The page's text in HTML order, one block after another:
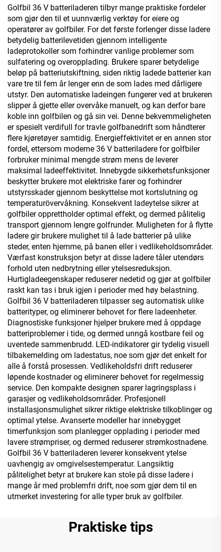
bilreparasjon
Golfbil 36 V batteriladeren tilbyr mange praktiske fordeler
som gjør den til et uunnværlig verktøy for eiere og
operatører av golfbiler. For det første forlenger disse ladere
betydelig batterilevetiden gjennom intelligente
ladeprotokoller som forhindrer vanlige problemer som
sulfatering og overopplading. Brukere sparer betydelige
beløp på batteriutskiftning, siden riktig ladede batterier kan
vare tre til fem år lenger enn de som lades med dårligere
utstyr. Den automatiske ladeingen fungerer ved at brukeren
slipper å gjette eller overvåke manuelt, og kan derfor bare
koble inn golfbilen og gå sin vei. Denne bekvemmeligheten
er spesielt verdifull for travle golfbanedrift som håndterer
flere kjøretøyer samtidig. Energieffektivitet er en annen stor
fordel, ettersom moderne 36 V batteriladere for golfbiler
forbruker minimal mengde strøm mens de leverer
maksimal ladeeffektivitet. Innebygde sikkerhetsfunksjoner
beskytter brukere mot elektriske farer og forhindrer
utstyrsskader gjennom beskyttelse mot kortslutning og
temperaturövervåkning. Konsekvent ladeytelse sikrer at
golfbiler opprettholder optimal effekt, og dermed pålitelig
transport gjennom lengre golfrunder. Muligheten for å flytte
ladere gir brukere mulighet til å lade batterier på ulike
steder, enten hjemme, på banen eller i vedlikeholdsområder.
Værfast konstruksjon betyr at disse ladere tåler utendørs
forhold uten nedbrytning eller ytelsesreduksjon.
Hurtigladeegenskaper reduserer nedetid og gjør at golfbiler
raskt kan tas i bruk igjen i perioder med høy belastning.
Golfbil 36 V batteriladeren tilpasser seg automatisk ulike
batterityper, og eliminerer behovet for flere ladeenheter.
Diagnostiske funksjoner hjelper brukere med å oppdage
batteriproblemer i tide, og dermed unngå kostbare feil og
uventede sammenbrudd. LED-indikatorer gir tydelig visuell
tilbakemelding om ladestatus, noe som gjør det enkelt for
alle å forstå prosessen. Vedlikeholdsfri drift reduserer
løpende kostnader og eliminerer behovet for regelmessig
service. Den kompakte designen sparer lagringsplass i
garasjer og vedlikeholdsområder. Profesjonell
installasjonsmulighet sikrer riktige elektriske tilkoblinger og
optimal ytelse. Avanserte modeller har innebygget
timerfunksjon som planlegger opplading i perioder med
lavere strømpriser, og dermed reduserer strømkostnadene.
Golfbil 36 V batteriladeren leverer konsekvent ytelse
uavhengig av omgivelsestemperatur. Langsiktig
pålitelighet betyr at brukere kan stole på disse ladere i
mange år med problemfri drift, noe som gjør dem til en
utmerket investering for alle typer bruk av golfbiler.
Praktiske tips